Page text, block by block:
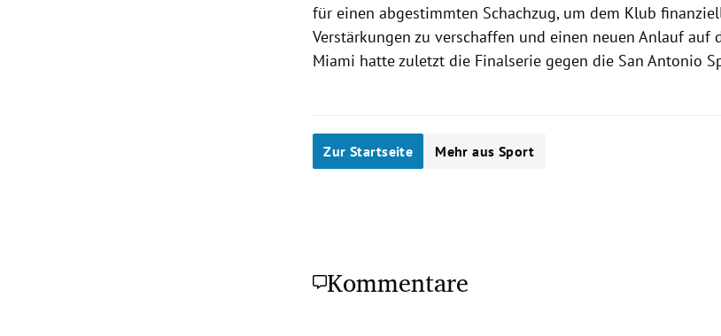
für einen abgestimmten Schachzug, um dem Klub
Verstärkungen zu verschaffen und einen neuen Anlauf auf
Miami hatte zuletzt die Finalserie gegen die San Antonio
Zur Startseite Mehr aus Sport
Kommentare